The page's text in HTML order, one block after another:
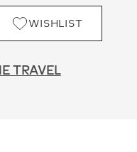
WISHLIST
TRAVEL